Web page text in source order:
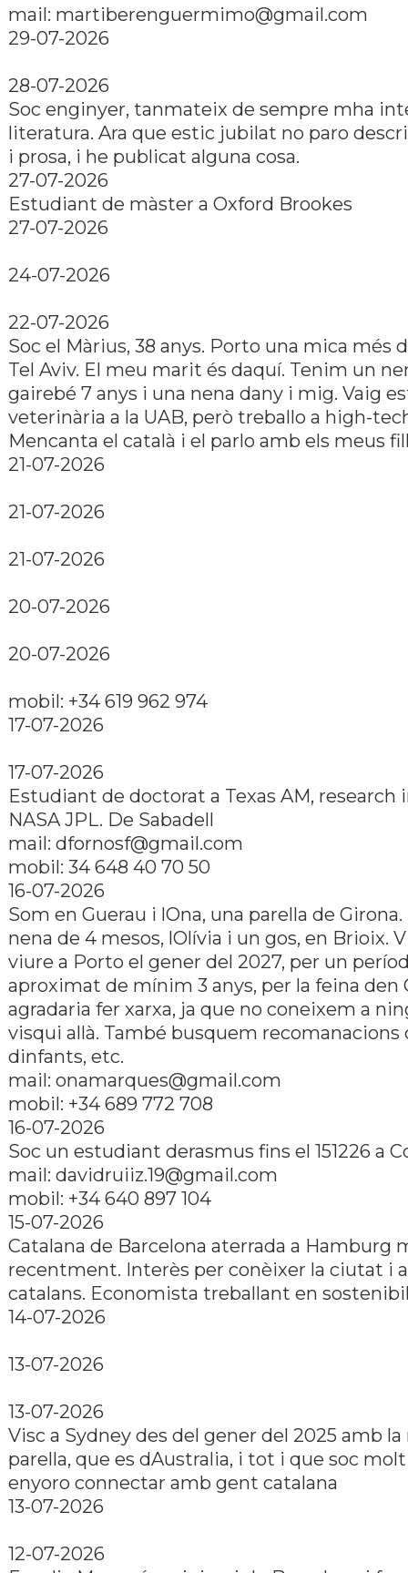
mail: martiberenguermimo@gmail.com
29-07-2026
28-07-2026
Soc enginyer, tanmateix de sempre mha
literatura. Ara que estic jubilat no paro
i prosa, i he publicat alguna cosa.
27-07-2026
Estudiant de màster a Oxford Brookes
27-07-2026
24-07-2026
22-07-2026
Soc el Màrius, 38 anys. Porto una mica més
Tel Aviv. El meu marit és daquí. Tenim un
gairebé 7 anys i una nena dany i mig. Vaig
veterinària a la UAB, però treballo a high-
Mencanta el català i el parlo amb els meus
21-07-2026
21-07-2026
21-07-2026
20-07-2026
20-07-2026
mobil: +34 619 962 974
17-07-2026
17-07-2026
Estudiant de doctorat a Texas AM, research
NASA JPL. De Sabadell
mail: dfornosf@gmail.com
mobil: 34 648 40 70 50
16-07-2026
Som en Guerau i lOna, una parella de
nena de 4 mesos, lOlívia i un gos, en Brioix.
viure a Porto el gener del 2027, per un
aproximat de mínim 3 anys, per la feina den
agradaria fer xarxa, ja que no coneixem a
visqui allà. També busquem recomanacions
dinfants, etc.
mail: onamarques@gmail.com
mobil: +34 689 772 708
16-07-2026
Soc un estudiant derasmus fins el 151226 a
mail: davidruiiz.19@gmail.com
mobil: +34 640 897 104
15-07-2026
Catalana de Barcelona aterrada a Hamburg
recentment. Interès per conèixer la ciutat i
catalans. Economista treballant en
14-07-2026
13-07-2026
13-07-2026
Visc a Sydney des del gener del 2025 amb la
parella, que es dAustralia, i tot i que soc
enyoro connectar amb gent catalana
13-07-2026
12-07-2026